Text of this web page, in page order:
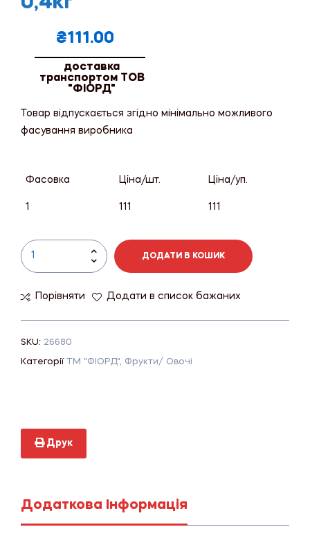
₴111.00
доставка
транспортом ТОВ
"ФІОРД"
Товар відпускається згідно мінімально можливого
фасування виробника
Фасовка Ціна/шт. Ціна/уп.
1 111 111
ДОДАТИ В КОШИК
Порівняти Додати в список бажаних
SKU: 26680
Категорії ТМ "ФІОРД", Фрукти/ Овочі
Друк
Додаткова Інформація